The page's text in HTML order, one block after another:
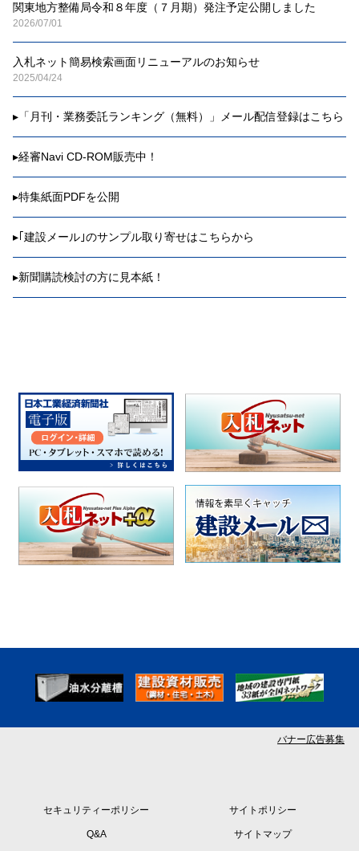
関東地方整備局令和８年度（７月期）発注予定公開しました
2026/07/01
入札ネット簡易検索画面リニューアルのお知らせ
2025/04/24
▸ 「月刊・業務委託ランキング（無料）」メール配信登録はこちら
▸経審Navi CD-ROM販売中！
▸特集紙面PDFを公開
▸ ｢建設メール｣のサンプル取り寄せはこちらから
▸新聞購読検討の方に見本紙！
バナー広告募集
セキュリティーポリシー サイトポリシー
Q&A サイトマップ